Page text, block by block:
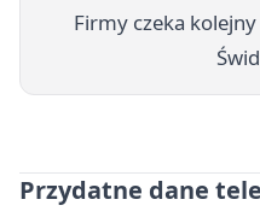
Firmy czeka
Przydatne dane